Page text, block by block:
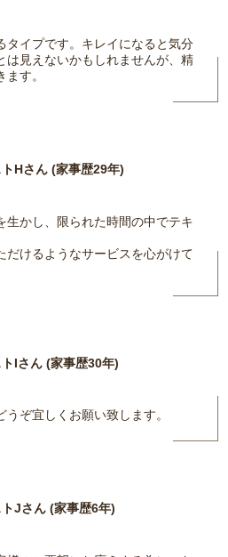
タイプです。キレイになると気分
は見えないかもしれませんが、精
す。
Hさん (家事歴29年)
生かし、限られた時間の中でテキ
だけるようなサービスを心がけて
Iさん (家事歴30年)
ぞ宜しくお願い致します。
Jさん (家事歴6年)